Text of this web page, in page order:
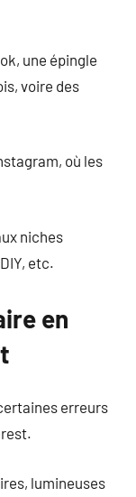
une épingle
voire des
où les
niches
etc.
en
erreurs
lumineuses